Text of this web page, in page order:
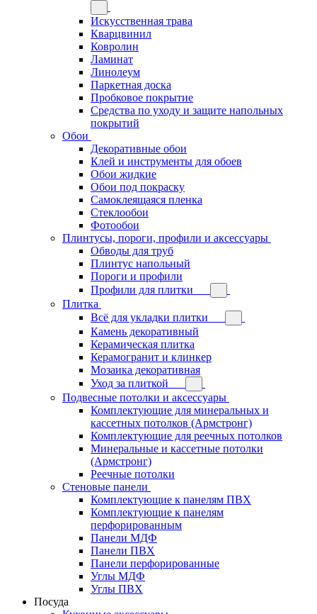
Искусственная трава
Кварцвинил
Ковролин
Ламинат
Линолеум
Паркетная доска
Пробковое покрытие
Средства по уходу и защите напольных
покрытий
Обои
Декоративные обои
Клей и инструменты для обоев
Обои жидкие
Обои под покраску
Самоклеящаяся пленка
Стеклообои
Фотообои
Плинтусы, пороги, профили и аксессуары
Обводы для труб
Плинтус напольный
Пороги и профили
Профили для плитки
Плитка
Всё для укладки плитки
Камень декоративный
Керамическая плитка
Керамогранит и клинкер
Мозаика декоративная
Уход за плиткой
Подвесные потолки и аксессуары
Комплектующие для минеральных и
кассетных потолков (Армстронг)
Комплектующие для реечных потолков
Минеральные и кассетные потолки
(Армстронг)
Реечные потолки
Стеновые панели
Комплектующие к панелям ПВХ
Комплектующие к панелям
перфорированным
Панели МДФ
Панели ПВХ
Панели перфорированные
Углы МДФ
Углы ПВХ
Посуда